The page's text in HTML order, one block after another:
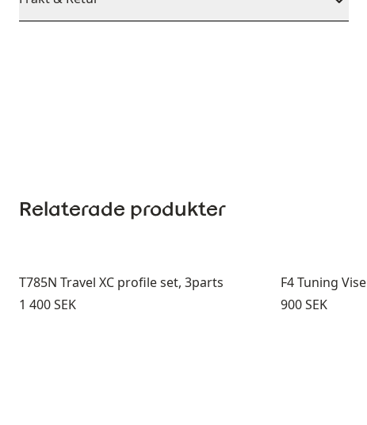
Relaterade produkter
T785N Travel XC profile set, 3parts
Pris:
1 400 SEK
F4 Tuning Vise
Pris:
900 SEK